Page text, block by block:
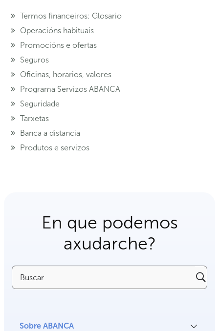
Termos financeiros: Glosario
Operacións habituais
Promocións e ofertas
Seguros
Oficinas, horarios, valores
Programa Servizos ABANCA
Seguridade
Tarxetas
Banca a distancia
Produtos e servizos
En que podemos
axudarche?
Buscar
Sobre ABANCA